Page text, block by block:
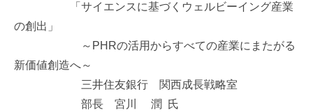
「サイエンスに基づくウェルビーイング産業
の創出」
～PHRの活用からすべての産業にまたがる
新価値創造へ～
三井住友銀行 関西成長戦略室
部長 宮川 潤 氏